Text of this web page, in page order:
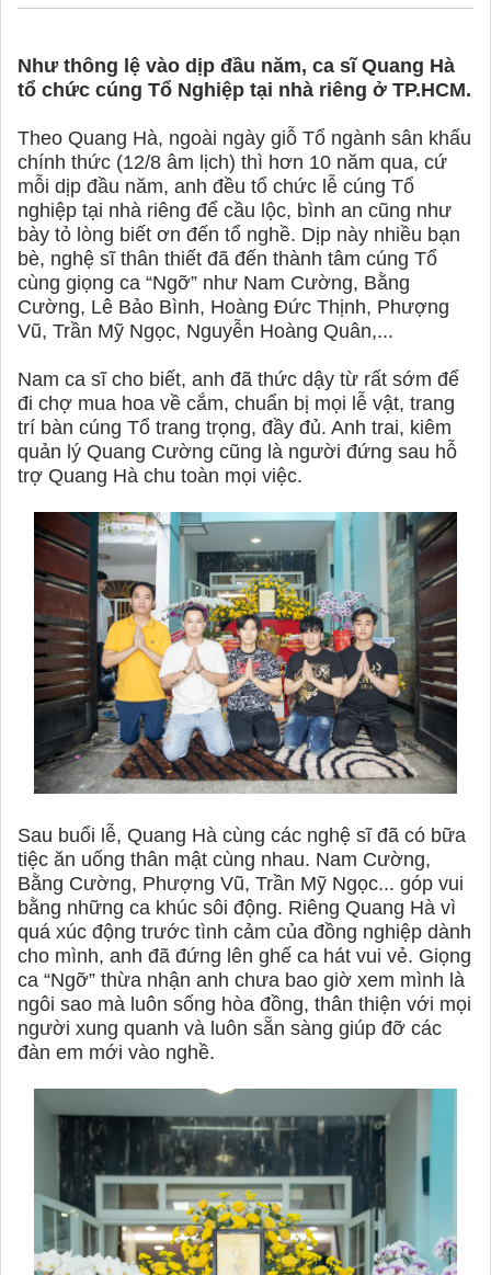
Như thông lệ vào dịp đầu năm, ca sĩ Quang Hà
tổ chức cúng Tổ Nghiệp tại nhà riêng ở TP.HCM.
Theo Quang Hà, ngoài ngày giỗ Tổ ngành sân khấu
chính thức (12/8 âm lịch) thì hơn 10 năm qua, cứ
mỗi dịp đầu năm, anh đều tổ chức lễ cúng Tổ
nghiệp tại nhà riêng để cầu lộc, bình an cũng như
bày tỏ lòng biết ơn đến tổ nghề. Dịp này nhiều bạn
bè, nghệ sĩ thân thiết đã đến thành tâm cúng Tổ
cùng giọng ca “Ngỡ” như Nam Cường, Bằng
Cường, Lê Bảo Bình, Hoàng Đức Thịnh, Phượng
Vũ, Trần Mỹ Ngọc, Nguyễn Hoàng Quân,...
Nam ca sĩ cho biết, anh đã thức dậy từ rất sớm để
đi chợ mua hoa về cắm, chuẩn bị mọi lễ vật, trang
trí bàn cúng Tổ trang trọng, đầy đủ. Anh trai, kiêm
quản lý Quang Cường cũng là người đứng sau hỗ
trợ Quang Hà chu toàn mọi việc.
Sau buổi lễ, Quang Hà cùng các nghệ sĩ đã có bữa
tiệc ăn uống thân mật cùng nhau. Nam Cường,
Bằng Cường, Phượng Vũ, Trần Mỹ Ngọc... góp vui
bằng những ca khúc sôi động. Riêng Quang Hà vì
quá xúc động trước tình cảm của đồng nghiệp dành
cho mình, anh đã đứng lên ghế ca hát vui vẻ. Giọng
ca “Ngỡ” thừa nhận anh chưa bao giờ xem mình là
ngôi sao mà luôn sống hòa đồng, thân thiện với mọi
người xung quanh và luôn sẵn sàng giúp đỡ các
đàn em mới vào nghề.